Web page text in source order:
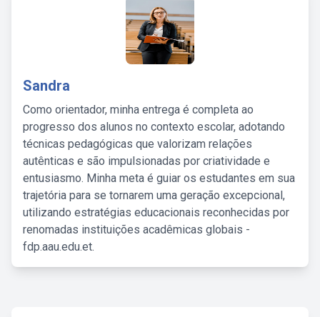
Sandra
Como orientador, minha entrega é completa ao
progresso dos alunos no contexto escolar, adotando
técnicas pedagógicas que valorizam relações
autênticas e são impulsionadas por criatividade e
entusiasmo. Minha meta é guiar os estudantes em sua
trajetória para se tornarem uma geração excepcional,
utilizando estratégias educacionais reconhecidas por
renomadas instituições acadêmicas globais -
fdp.aau.edu.et.